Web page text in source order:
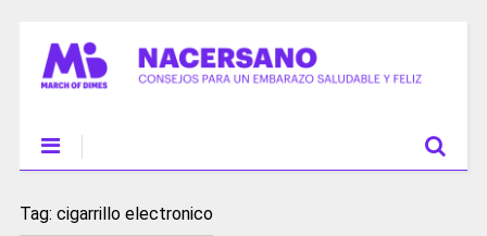
Tag: cigarrillo electronico